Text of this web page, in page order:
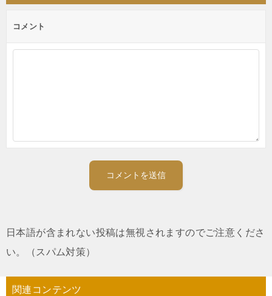
コメント
日本語が含まれない投稿は無視されますのでご注意くださ
い。（スパム対策）
関連コンテンツ